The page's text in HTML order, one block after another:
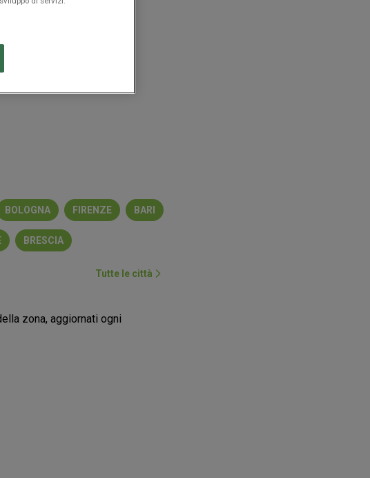
BOLOGNA FIRENZE BARI
BRESCIA
Tutte le città
zona, aggiornati ogni